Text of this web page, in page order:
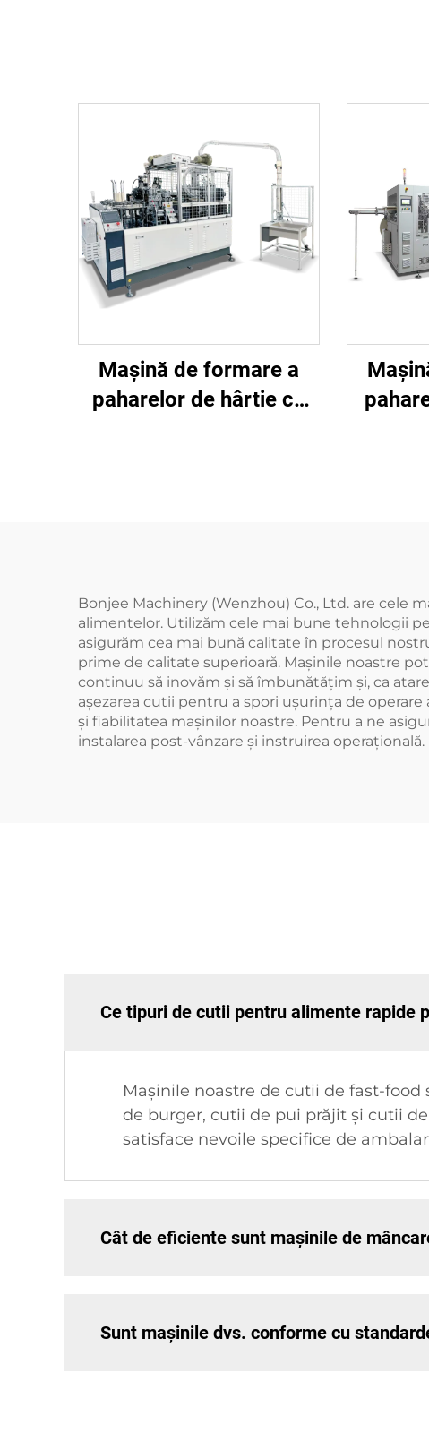
Mașină de formare a
paharelor de hârtie cu
Bonjee Machinery (Wenzhou) Co., Ltd. are cele
alimentelor. Utilizăm cele mai bune tehnologii
asigurăm cea mai bună calitate în procesul
prime de calitate superioară. Mașinile noastre
continuu să inovăm și să îmbunătățim și, ca
aşezarea cutii pentru a spori ușurința de
şi fiabilitatea maşinilor noastre. Pentru a ne
instalarea post-vânzare şi instruirea operaţională.
Ce tipuri de cutii pentru alimente rapide
Mașinile noastre de cutii de fast-
de burger, cutii de pui prăjit și cutii
satisface nevoile specifice de
Cât de eficiente sunt maşinile de
Sunt mașinile dvs. conforme cu